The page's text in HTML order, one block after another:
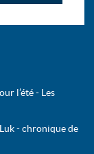
l’été - Les
- chronique de